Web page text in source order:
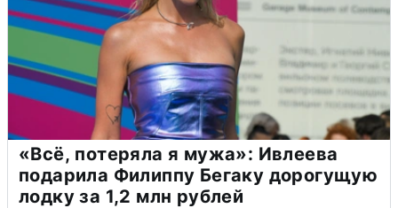
«Всё, потеряла я мужа»: Ивлеева
подарила Филиппу Бегаку дорогущую
лодку за 1,2 млн рублей